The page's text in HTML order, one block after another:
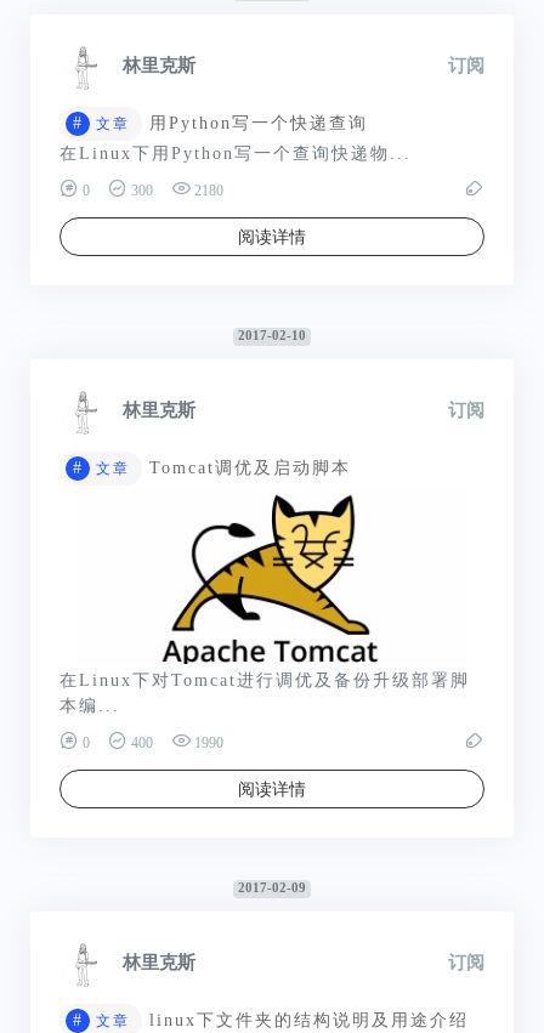
林里克斯 订阅
# 文章
用Python写一个快递查询
在Linux下用Python写一个查询快递物...
0 300 2180
阅读详情
2017-02-10
林里克斯 订阅
# 文章 Tomcat调优及启动脚本
在Linux下对Tomcat进行调优及备份升级部署脚
本编...
0 400 1990
阅读详情
2017-02-09
林里克斯 订阅
# 文章
linux下文件夹的结构说明及用途介绍